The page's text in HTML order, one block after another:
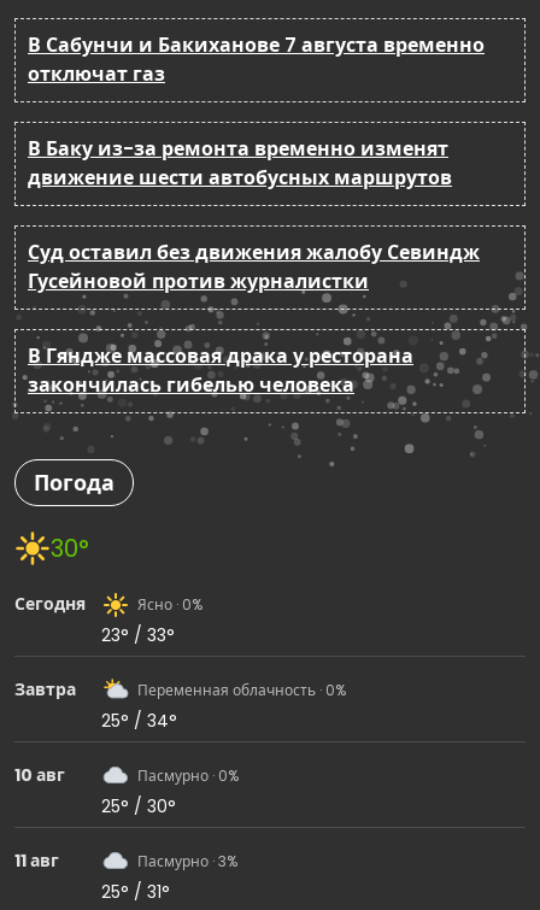
В Сабунчи и Бакиханове 7 августа временно
отключат газ
В Баку из-за ремонта временно изменят
движение шести автобусных маршрутов
Суд оставил без движения жалобу Севиндж
Гусейновой против журналистки
В Гяндже массовая драка у ресторана
закончилась гибелью человека
Погода
30°
Сегодня Ясно · 0%
23° / 33°
Завтра Переменная облачность · 0%
25° / 34°
10 авг Пасмурно · 0%
25° / 30°
11 авг Пасмурно · 3%
25° / 31°